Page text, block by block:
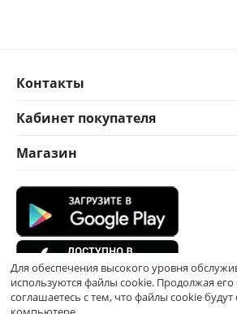
Контакты
Кабинет покупателя
Магазин
Для обеспечения высокого уровня
используются файлы cookie. Продолжая
соглашаетесь с тем, что файлы cookie